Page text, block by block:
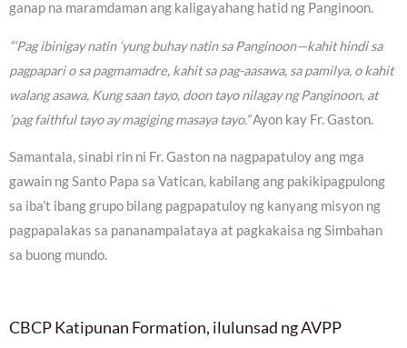
ganap na maramdaman ang kaligayahang hatid ng Panginoon.
“‘Pag ibinigay natin ‘yung buhay natin sa Panginoon—kahit hindi sa
pagpapari o sa pagmamadre, kahit sa pag-aasawa, sa pamilya, o kahit
walang asawa, Kung saan tayo, doon tayo nilagay ng Panginoon, at
‘pag faithful tayo ay magiging masaya tayo.”Ayon kay Fr. Gaston.
Samantala, sinabi rin ni Fr. Gaston na nagpapatuloy ang mga
gawain ng Santo Papa sa Vatican, kabilang ang pakikipagpulong
sa iba’t ibang grupo bilang pagpapatuloy ng kanyang misyon ng
pagpapalakas sa pananampalataya at pagkakaisa ng Simbahan
sa buong mundo.
CBCP Katipunan Formation, ilulunsad ng AVPP